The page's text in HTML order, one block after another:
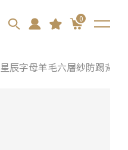
0
星辰字母羊毛六層紗防踢背心